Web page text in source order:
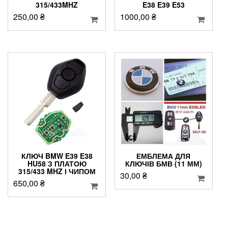
315/433MHZ
250,00 ₴
E38 E39 E53
1000,00 ₴
КЛЮЧ BMW E39 E38
HU58 З ПЛАТОЮ
315/433 MHZ І ЧИПОМ
650,00 ₴
ЕМБЛЕМА ДЛЯ
КЛЮЧІВ БМВ (11 ММ)
30,00 ₴